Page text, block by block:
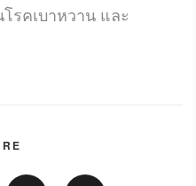
รคเบาหวาน และ